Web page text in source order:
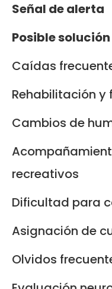
Señal de alerta
Posible
Caídas
Rehabilitación
Cambios de
recreativos
Dificultad para
Asignación de
Olvidos